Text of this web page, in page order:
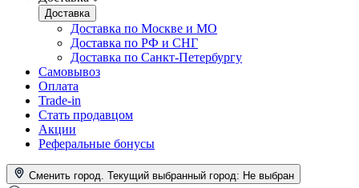
Доставка
Доставка по Москве и МО
Доставка по РФ и СНГ
Доставка по Санкт-Петербургу
Самовывоз
Оплата
Trade-in
Стать продавцом
Акции
Реферальные бонусы
Сменить город. Текущий выбранный город: Не выбран